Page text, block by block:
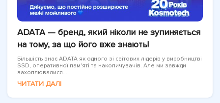
ADATA — бренд, який ніколи не зупиняється
на тому, за що його вже знають!
Більшість знає ADATA як одного зі світових лідерів у виробництві
SSD, оперативної пам'яті та накопичувачів. Але ми завжди
захоплювалися...
ЧИТАТИ ДАЛІ